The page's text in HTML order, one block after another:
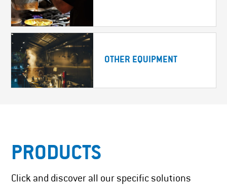
OTHER EQUIPMENT
PRODUCTS
Click and discover all our specific solutions